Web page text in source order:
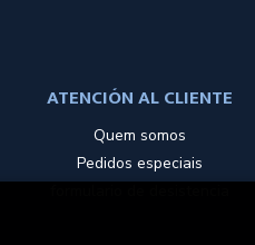
ATENCIÓN AL CLIENTE
Quem somos
Pedidos especiais